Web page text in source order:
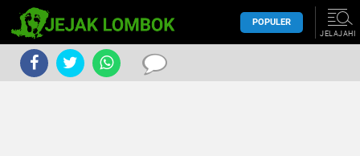
POPULER
JELAJAHI